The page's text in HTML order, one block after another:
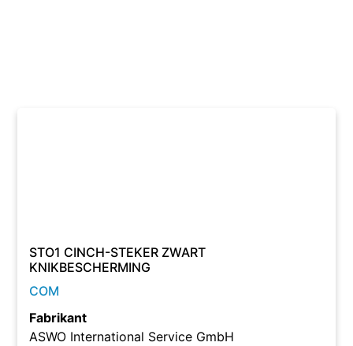
STO1 CINCH-STEKER ZWART
KNIKBESCHERMING
COM
Fabrikant
ASWO International Service GmbH